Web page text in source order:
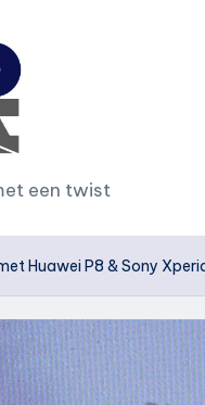
een twist
Huawei P8 & Sony